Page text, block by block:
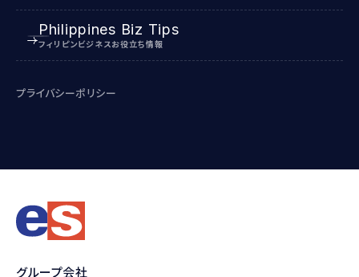
Philippines Biz Tips
フィリピンビジネスお役立ち情報
プライバシーポリシー
グループ会社